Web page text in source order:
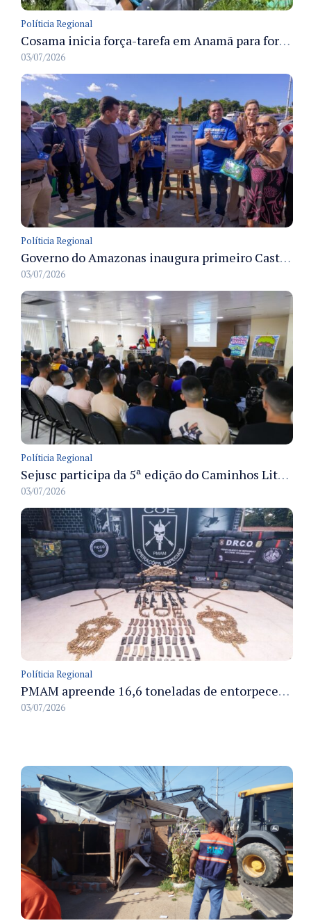
Políticia Regional
Cosama inicia força-tarefa em Anamã para fortalecer abastecimento de água e segurança hídrica da população
03/07/2026
Políticia Regional
Governo do Amazonas inaugura primeiro Castramóvel Fluvial para atendimento veterinário às comunidades ribeirinhas e castração gratuita
03/07/2026
Políticia Regional
Sejusc participa da 5ª edição do Caminhos Literários com foco na cultura hip-hop nas unidades socioeducativas
03/07/2026
Políticia Regional
PMAM apreende 16,6 toneladas de entorpecentes e registra aumento nas prisões em flagrante e nas capturas de foragidos no primeiro semestre de 2026
03/07/2026